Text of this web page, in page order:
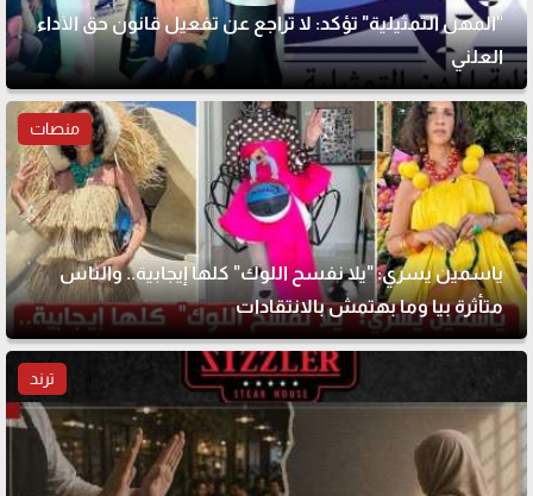
"المهن التمثيلية" تؤكد: لا تراجع عن تفعيل قانون حق الأداء
العلني
منصات
ياسمين يسري: "يلا نفسح اللوك" كلها إيجابية.. والناس
متأثرة بيا وما بهتمش بالانتقادات
ترند